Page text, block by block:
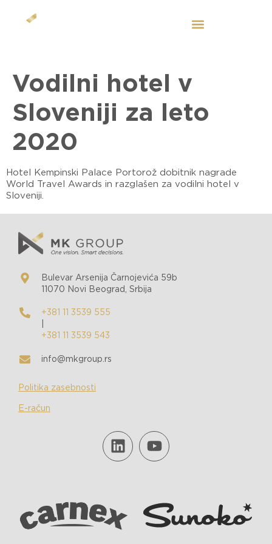
Vodilni hotel v
Sloveniji za leto
2020
Hotel Kempinski Palace Portorož dobitnik nagrade
World Travel Awards in razglašen za vodilni hotel v
Sloveniji.
Bulevar Arsenija Čarnojevića 59b
11070 Novi Beograd, Srbija
+381 11 3539 555
+381 11 3539 543
info@mkgroup.rs
Politika zasebnosti
E-račun